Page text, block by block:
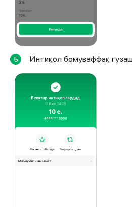
5 Интиқол бомуваффақ